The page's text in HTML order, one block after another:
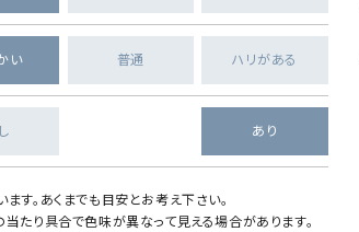
い 普通 ハリがある
あり
す。あくまでも目安とお考え下さい。
たり具合で色味が異なって見える場合があります。